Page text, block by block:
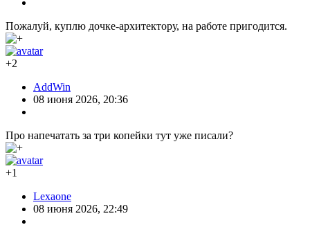
Пожалуй, куплю дочке-архитектору, на работе пригодится.
+2
AddWin
08 июня 2026, 20:36
Про напечатать за три копейки тут уже писали?
+1
Lexaone
08 июня 2026, 22:49